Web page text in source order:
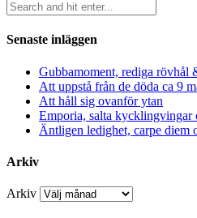
Senaste inläggen
Gubbamoment, rediga rövhål
Att uppstå från de döda ca 9
Att håll sig ovanför ytan
Emporia, salta kycklingvingar
Äntligen ledighet, carpe diem
Arkiv
Arkiv